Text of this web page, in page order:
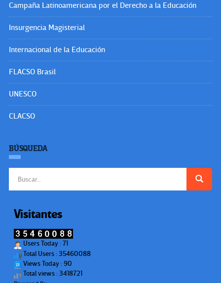
Campaña Latinoamericana por el Derecho a la Educación
Insurgencia Magisterial
Internacional de la Educación
FLACSO Brasil
UNESCO
CLACSO
BÚSQUEDA
Visitantes
Users Today : 71
Total Users : 35460088
Views Today : 90
Total views : 3418721